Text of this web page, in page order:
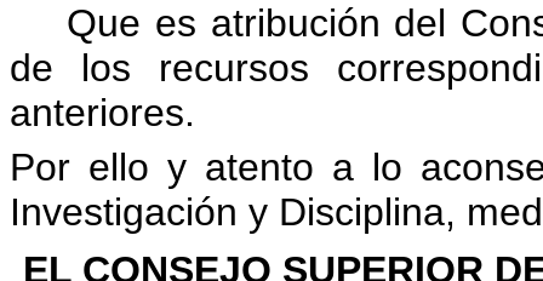
Que es atribución del
de los recursos
anteriores.
Por ello y atento a lo
Investigación y Disciplina,
EL CONSEJO SUPERIOR